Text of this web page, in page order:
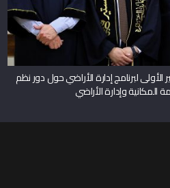
لبرنامج إدارة الأراضي حول دور نظم
المكانية وإدارة الأراضي